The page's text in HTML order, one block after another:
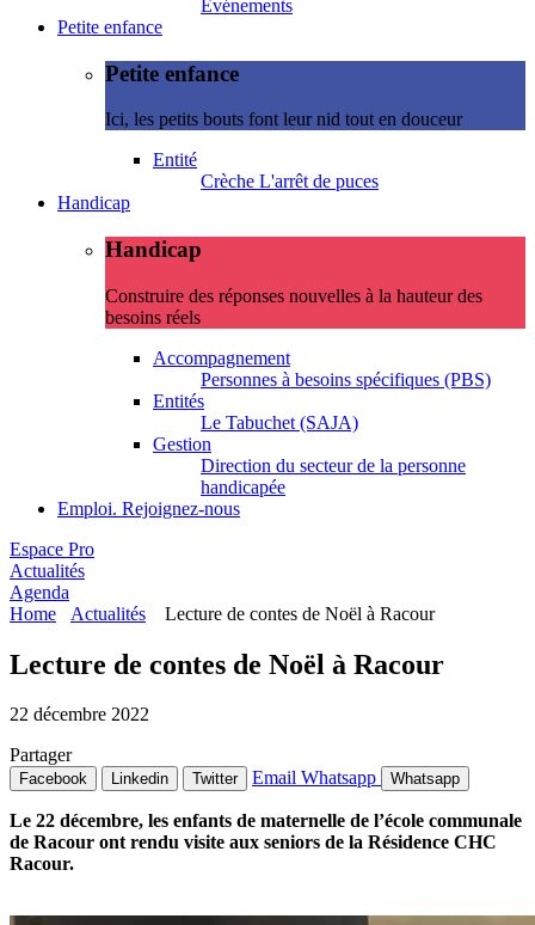
Evénements
Petite enfance
Petite enfance
Ici, les petits bouts font leur nid tout en douceur
Entité
Crèche L'arrêt de puces
Handicap
Handicap
Construire des réponses nouvelles à la hauteur des
besoins réels
Accompagnement
Personnes à besoins spécifiques (PBS)
Entités
Le Tabuchet (SAJA)
Gestion
Direction du secteur de la personne
handicapée
Emploi. Rejoignez-nous
Espace Pro
Actualités
Agenda
Home
Actualités Lecture de contes de Noël à Racour
Lecture de contes de Noël à Racour
22 décembre 2022
Partager
Facebook Linkedin Twitter Email Whatsapp Whatsapp
Le 22 décembre, les enfants de maternelle de l’école communale
de Racour ont rendu visite aux seniors de la Résidence CHC
Racour.